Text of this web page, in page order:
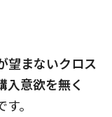
望まないクロス
入意欲を無く
す。